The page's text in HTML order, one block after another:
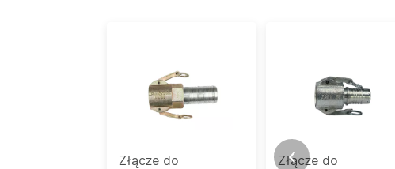
Złącze do
Złącze do